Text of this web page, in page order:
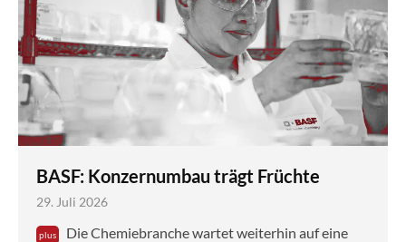
BASF: Konzernumbau trägt Früchte
29. Juli 2026
Die Chemiebranche wartet weiterhin auf eine